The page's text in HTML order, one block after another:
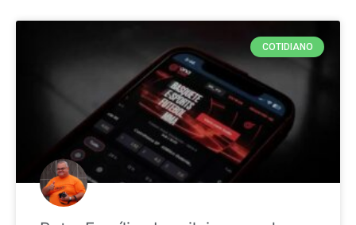
COTIDIANO